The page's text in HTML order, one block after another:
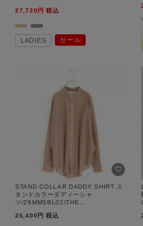
ルレーベル）【返品交換不可】
27,720 税込
LADIES セール
STAND COLLAR DADDY SHIRT ス
タンドカラーダディーシャ
ツ/26MMSBL02/THE
26,400
税込